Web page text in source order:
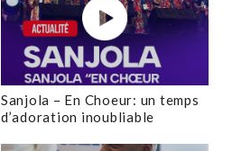
Sanjola – En Choeur: un temps
d’adoration inoubliable